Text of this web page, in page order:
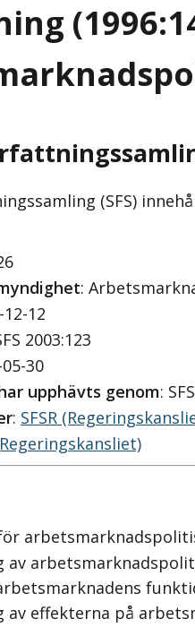
(SFS)
:
12-12
2003:123
30
upphävts genom:
: SFSR
av
av effekterna på